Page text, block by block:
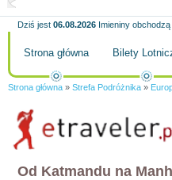
Dziś jest 06.08.2026 Imieniny obchodzą
Strona główna Bilety
Strona główna » Strefa Podróżnika »
Od Katmandu na